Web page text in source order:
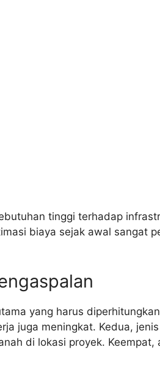
tinggi terhadap
biaya sejak awal sangat
yang harus
juga meningkat. Kedua,
di lokasi proyek. Keempat,